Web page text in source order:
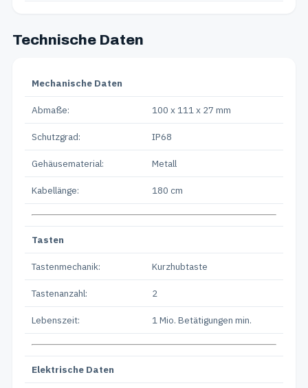
Technische Daten
Mechanische Daten
Abmaße: 100 x 111 x 27 mm
Schutzgrad: IP68
Gehäusematerial: Metall
Kabellänge: 180 cm
Tasten
Tastenmechanik: Kurzhubtaste
Tastenanzahl: 2
Lebenszeit: 1 Mio. Betätigungen min.
Elektrische Daten